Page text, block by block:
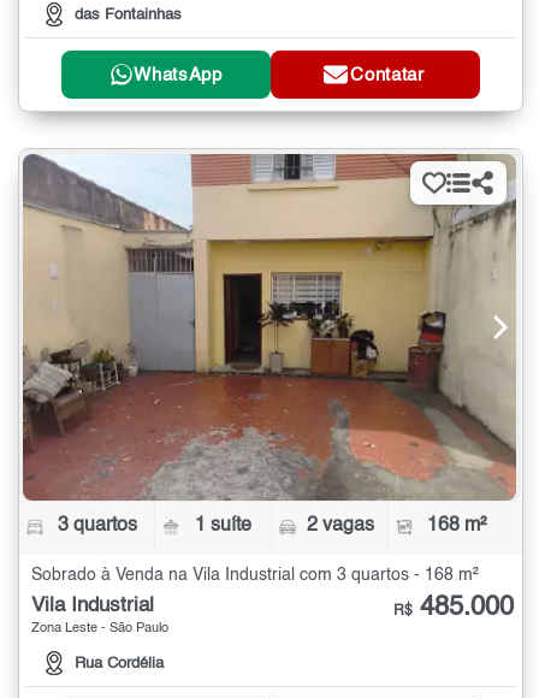
das Fontainhas
WhatsApp Contatar
3 quartos 1 suíte 2 vagas 168 m²
Sobrado à Venda na Vila Industrial com 3 quartos - 168 m²
Vila Industrial
Zona Leste - São Paulo
Rua Cordélia
R$ 485.000